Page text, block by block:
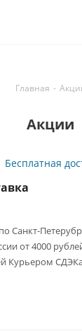
Главная -
Акции
Санкт-
от 4000
Курьером